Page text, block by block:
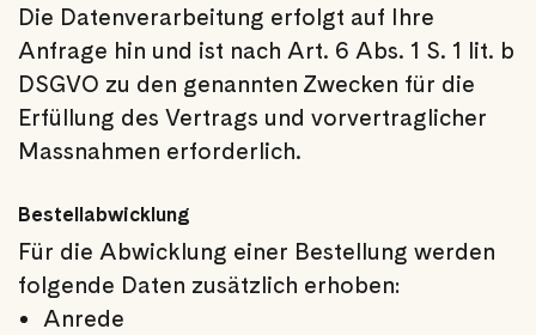
Die Datenverarbeitung erfolgt auf Ihre
Anfrage hin und ist nach Art. 6 Abs. 1 S. 1 lit. b
DSGVO zu den genannten Zwecken für die
Erfüllung des Vertrags und vorvertraglicher
Massnahmen erforderlich.
Bestellabwicklung
Für die Abwicklung einer Bestellung werden
folgende Daten zusätzlich erhoben:
Anrede